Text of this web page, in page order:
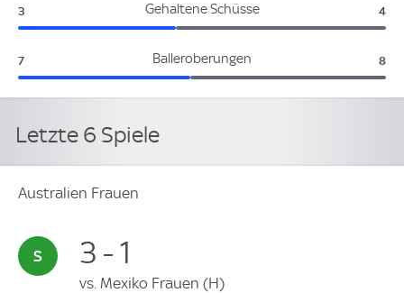
Gehaltene Schüsse
Australien Frauen:
3 4
Balleroberungen
Australien Frauen:
7 8
Letzte 6 Spiele
Australien Frauen
3 - 1
vs. Mexiko Frauen (H)